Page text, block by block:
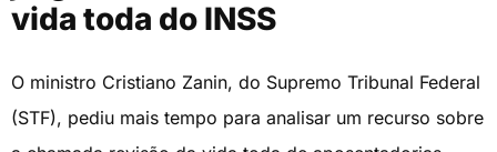
vida toda do INSS
O ministro Cristiano Zanin, do Supremo Tribunal Federal
(STF), pediu mais tempo para analisar um recurso sobre